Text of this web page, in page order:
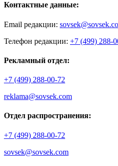
Контактные данные:
Email редакции:
Телефон редакции: +7 (499) 288-
Рекламный отдел:
+7 (499) 288-00-72
reklama@sovsek.com
Отдел распространения:
+7 (499) 288-00-72
sovsek@sovsek.com